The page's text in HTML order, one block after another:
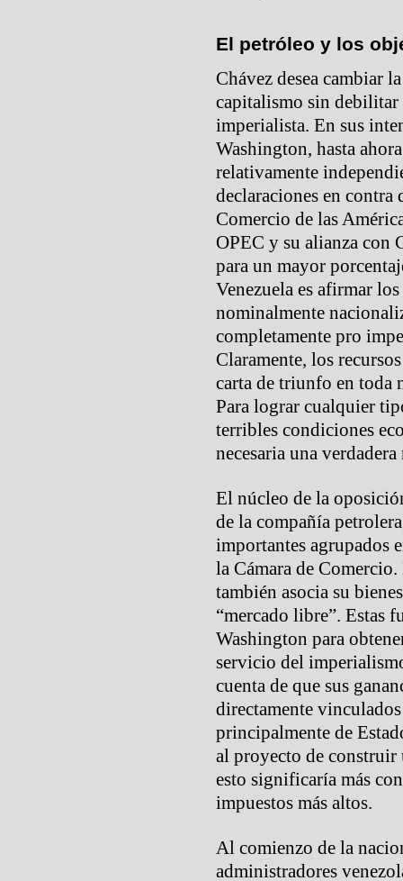
El petróleo y los
Chávez desea cambiar
capitalismo sin debilitar
imperialista. En sus
Washington, hasta
relativamente
declaraciones en
Comercio de las
OPEC y su alianza con
para un mayor
Venezuela es afirmar
nominalmente
completamente pro
Claramente, los
carta de triunfo en toda
Para lograr cualquier
terribles condiciones
necesaria una
El núcleo de la
de la compañía
importantes agrupados
la Cámara de
también asocia su
“mercado libre”. Estas
Washington para
servicio del
cuenta de que sus
directamente
principalmente de
al proyecto de construir
esto significaría más
impuestos más altos.
Al comienzo de la
administradores